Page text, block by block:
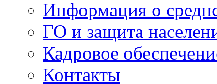
Информация о
ГО и защита
Кадровое
Контакты